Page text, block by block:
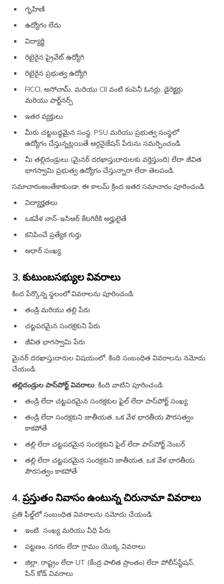
గృహిణి
ఉద్యోగం లేదు
విద్యార్థి
రిటైరైన ప్రైవేట్ ఉద్యోగి
రిటైరైన ప్రభుత్వ ఉద్యోగి
FICCI, అసోచామ్, మరియు CII వంటి కంపెనీ ఓనర్లు, డైరెక్టర్లు
మరియు పార్ట్‌నర్స్
ఇతర వ్యక్తులు
మీరు చట్టబద్ధమైన సంస్థ, PSU మరియు ప్రభుత్వ సంస్థలో
ఉద్యోగం చేస్తున్నట్లయితే ఆర్గనైజేషన్ పేరును సమర్పించండి.
మీ తల్లిదండ్రులు (మైనర్ దరఖాస్తుదారులకు వర్తిస్తుంది) లేదా జీవిత
భాగస్వామి ప్రభుత్వ ఉద్యోగం చేస్తున్నారా లేదా తెలపండి.
సమాచారంఅంతేకాకుండా, ఈ కాలమ్ క్రింద ఇతర సమాచారం పూరించండి:
విద్యార్హతలు
ఒకవేళ నాన్-ఇసిఆర్‌ కేటగిరీకి అర్హులైతే
కనిపించే ప్రత్యేక గుర్తు
ఆధార్ సంఖ్య
3. కుటుంబసభ్యుల వివరాలు
కింద పేర్కొన్న స్థలంలో వివరాలను పూరించండి:
తండ్రి మరియు తల్లి పేరు
చట్టపరమైన సంరక్షకుని పేరు
జీవిత భాగస్వామి పేరు
మైనర్ దరఖాస్తుదారుల విషయంలో, కింది సంబంధిత వివరాలను నమోదు
చేయండి:
తల్లిదండ్రుల పాస్‌పోర్ట్‌ వివరాలు: కింది వాటిని పూరించండి:
తండ్రి లేదా చట్టపరమైన సంరక్షకుల ఫైల్ లేదా పాస్‌పోర్ట్ సంఖ్య
తండ్రి లేదా సంరక్షకుని జాతీయత, ఒక వేళ భారతీయ పౌరసత్వం
కాకపోతే
తల్లి లేదా చట్టపరమైన సంరక్షకుని ఫైల్ లేదా పాస్‌పోర్ట్ నెంబర్
తల్లి లేదా చట్టపరమైన సంరక్షకుని జాతీయత, ఒక వేళ భారతీయ
పౌరసత్వం కాకపోతే
4. ప్రస్తుతం నివాసం ఉంటున్న చిరునామా వివరాలు
ప్రతి ఫీల్డ్‌లో సంబంధిత వివరాలను నమోదు చేయండి:
ఇంటి సంఖ్య మరియు వీధి పేరు
పట్టణం, నగరం లేదా గ్రామం యొక్క వివరాలు
జిల్లా, రాష్ట్రం లేదా UT (కేంద్ర పాలిత ప్రాంతం) లేదా పోలీస్‌స్టేషన్,
పిన్ కోడ్ వివరాలు